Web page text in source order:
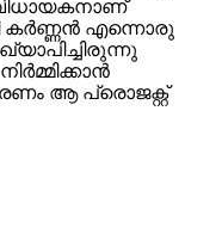
കർണ്ണൻ എന്നൊരു
ആ പ്രൊജക്റ്റ്